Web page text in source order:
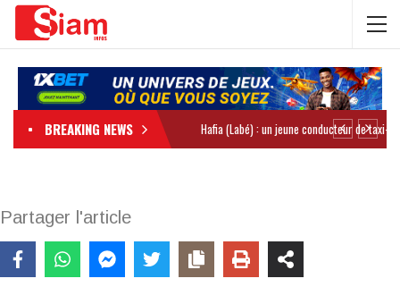
BREAKING NEWS
Partager l'article